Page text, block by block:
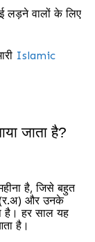
लड़ने वालों के लिए
Islamic
जाता है?
है, जिसे बहुत
(र.अ) और उनके
है। हर साल यह
है।